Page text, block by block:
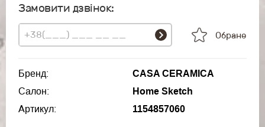
Замовити дзвінок:
Обране
Бренд:
CASA CERAMICA
Салон:
Home Sketch
Артикул:
1154857060